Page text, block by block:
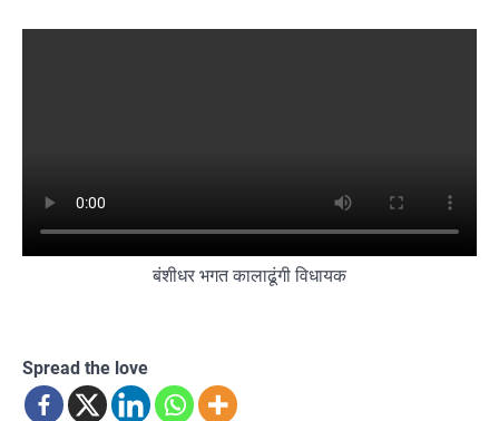
बंशीधर भगत कालाढूंगी विधायक
Spread the love